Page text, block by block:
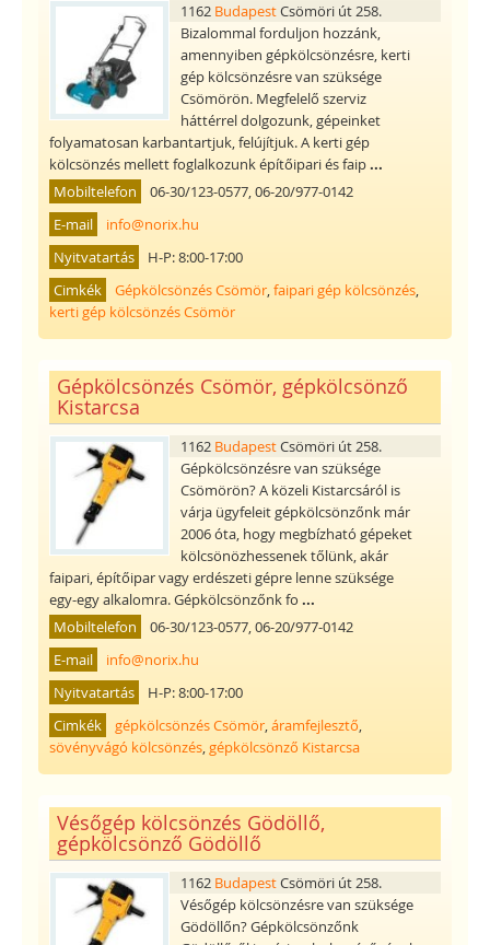
1162 BudapestCsömöri út 258.
Bizalommal forduljon hozzánk,
amennyiben gépkölcsönzésre, kerti
gép kölcsönzésre van szüksége
Csömörön. Megfelelő szerviz
háttérrel dolgozunk, gépeinket
folyamatosan karbantartjuk, felújítjuk. A kerti gép
kölcsönzés mellett foglalkozunk építőipari és faip...
Mobiltelefon
06-30/123-0577, 06-20/977-0142
E-mail
info@norix.hu
Nyitvatartás
H-P: 8:00-17:00
Cimkék
Gépkölcsönzés Csömör ,faipari gép kölcsönzés
kerti gép kölcsönzés Csömör
Gépkölcsönzés Csömör, gépkölcsönző
Kistarcsa
1162 BudapestCsömöri út 258.
Gépkölcsönzésre van szüksége
Csömörön? A közeli Kistarcsáról is
várja ügyfeleit gépkölcsönzőnk már
2006 óta, hogy megbízható gépeket
kölcsönözhessenek tőlünk, akár
faipari, építőipar vagy erdészeti gépre lenne szüksége
egy-egy alkalomra. Gépkölcsönzőnk fo...
Mobiltelefon
06-30/123-0577, 06-20/977-0142
E-mail
info@norix.hu
Nyitvatartás
H-P: 8:00-17:00
Cimkék
gépkölcsönzés Csömör,áramfejlesztő,
sövényvágó kölcsönzés,gépkölcsönző Kistarcsa
Vésőgép kölcsönzés Gödöllő,
gépkölcsönző Gödöllő
1162 BudapestCsömöri út 258.
Vésőgép kölcsönzésre van szüksége
Gödöllőn? Gépkölcsönzőnk